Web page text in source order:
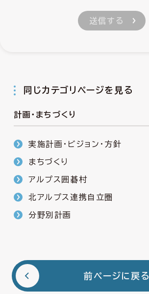
同じカテゴリページを見る
計画・まちづくり
実施計画・ビジョン・方針
まちづくり
アルプス囲碁村
北アルプス連携自立圏
分野別計画
前ページに戻る